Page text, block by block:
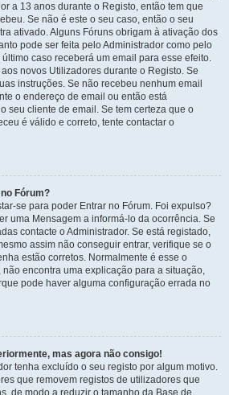
a 13 anos durante o Registo, então tem que
Se não é este o seu caso, então o seu
ativado. Alguns Fóruns obrigam à ativação dos
pode ser feita pelo Administrador como pelo
caso receberá um email para esse efeito.
novos Utilizadores durante o Registo. Se
instruções. Se não recebeu nenhum email
o endereço de email ou então está
seu cliente de email. Se tem certeza que o
é válido e correto, tente contactar o
Fórum?
se para poder Entrar no Fórum. Foi expulso?
uma Mensagem a informá-lo da ocorrência. Se
contacte o Administrador. Se está registado,
assim não conseguir entrar, verifique se o
estão corretos. Normalmente é esse o
encontra uma explicação para a situação,
pode haver alguma configuração errada no
mas agora não consigo!
tenha excluído o seu registo por algum motivo.
que removem registos de utilizadores que
de modo a reduzir o tamanho da Base de